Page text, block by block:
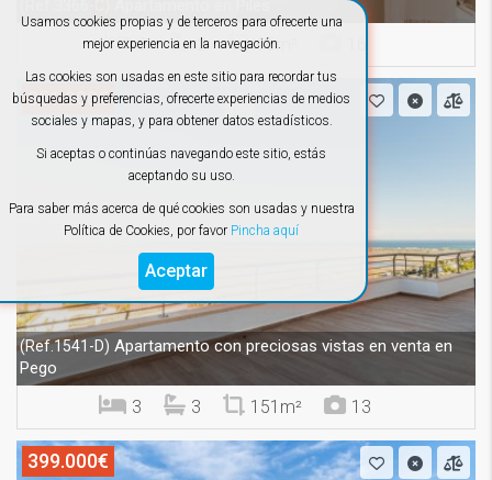
Usamos cookies propias y de terceros para ofrecerte una
mejor experiencia en la navegación.
Las cookies son usadas en este sitio para recordar tus
búsquedas y preferencias, ofrecerte experiencias de medios
sociales y mapas, y para obtener datos estadísticos.
Si aceptas o continúas navegando este sitio, estás
aceptando su uso.
Para saber más acerca de qué cookies son usadas y nuestra
Política de Cookies, por favor Pincha aquí
Aceptar
(Ref.3366-C)Apartamento en Piles
3 2 96m²
351.000€
(Ref.1541-D) Apartamento con preciosas vistas en venta en
Pego
3 3 151m² 13
399.000€